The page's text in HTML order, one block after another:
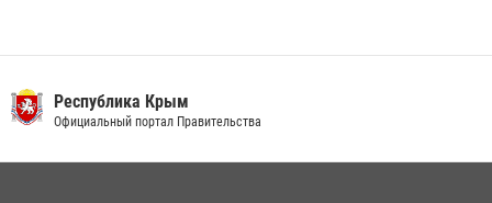
В Ялте росгвардейцы задержали подозреваемого в краже
Республика Крым
Официальный портал Правительства